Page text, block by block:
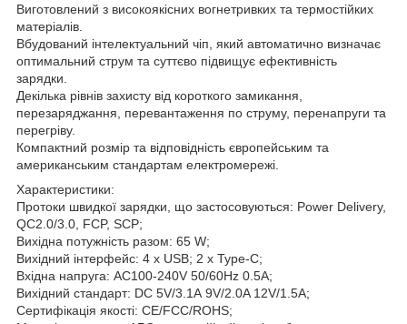
Виготовлений з високоякісних вогнетривких та термостійких
матеріалів.
Вбудований інтелектуальний чіп, який автоматично визначає
оптимальний струм та суттєво підвищує ефективність
зарядки.
Декілька рівнів захисту від короткого замикання,
перезаряджання, перевантаження по струму, перенапруги та
перегріву.
Компактний розмір та відповідність європейським та
американським стандартам електромережі.
Характеристики:
Протоки швидкої зарядки, що застосовуються: Power Delivery,
QC2.0/3.0, FCP, SCP;
Вихідна потужність разом: 65 W;
Вихідний інтерфейс: 4 x USB; 2 x Type-C;
Вхідна напруга: AC100-240V 50/60Hz 0.5A;
Вихідний стандарт: DC 5V/3.1А 9V/2.0A 12V/1.5A;
Сертифікація якості: CE/FCC/ROHS;